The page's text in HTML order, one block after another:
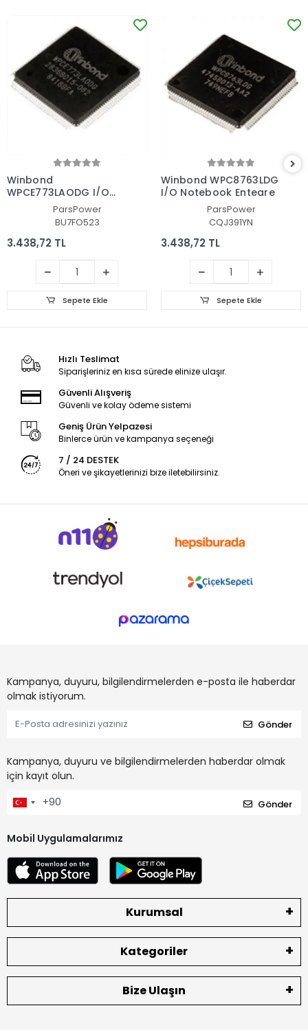
Winbond
WPCE773LAODG I/O
Notebook Entegre
ParsPower
BU7FO523
3.438,72 TL
Sepete Ekle
Winbond WPC8763LDG
I/O Notebook Entegre
ParsPower
CQJ391YN
3.438,72 TL
Sepete Ekle
Hızlı Teslimat
Siparişleriniz en kısa sürede elinize ulaşır.
Güvenli Alışveriş
Güvenli ve kolay ödeme sistemi
Geniş Ürün Yelpazesi
Binlerce ürün ve kampanya seçeneği
7 / 24 DESTEK
Öneri ve şikayetlerinizi bize iletebilirsiniz.
Kampanya, duyuru, bilgilendirmelerden e-posta ile haberdar
olmak istiyorum.
Gönder
Kampanya, duyuru ve bilgilendirmelerden haberdar olmak
için kayıt olun.
Gönder
Mobil Uygulamalarımız
Kurumsal
Kategoriler
Bize Ulaşın